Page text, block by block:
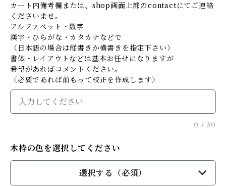
カート内備考欄または、shop画面上部のcontactにてご連絡
くださいませ。
アルファベット・数字
漢字・ひらがな・カタカナなどで
（日本語の場合は縦書きか横書きを指定下さい）
書体・レイアウトなどは基本お任せになりますが
希望があればコメントください。
〈必要であれば前もって校正を作成します〉
0 / 30
木枠の色を選択してください
選択する（必須）